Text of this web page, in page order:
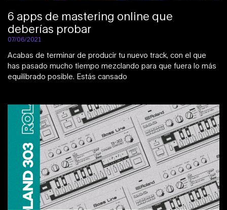
6 apps de mastering online que
deberías probar
07/06/2021
Acabas de terminar de producir tu nuevo track, con el que
has pasado mucho tiempo mezclando para que fuera lo más
equilibrado posible. Estás cansado